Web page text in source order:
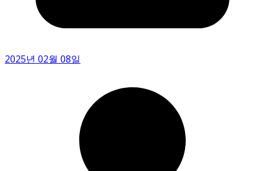
2025년 02월 08일